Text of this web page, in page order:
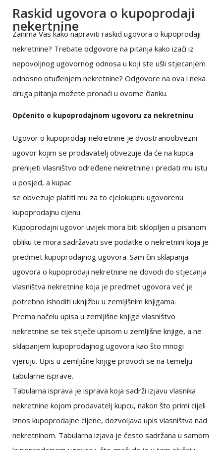
Raskid ugovora o kupoprodaji
nekertnine
Zanima Vas kako napraviti raskid ugovora o kupoprodaji
nekretnine? Trebate odgovore na pitanja kako izaći iz
nepovoljnog ugovornog odnosa u koji ste ušli stjecanjem
odnosno otuđenjem nekretnine? Odgovore na ova i neka
druga pitanja možete pronaći u ovome članku.
Općenito o kupoprodajnom ugovoru za nekretninu
Ugovor o kupoprodaji nekretnine je dvostranoobvezni
ugovor kojim se prodavatelj obvezuje da će na kupca
prenijeti vlasništvo određene nekretnine i predati mu istu
u posjed, a kupac
se obvezuje platiti mu za to cjelokupnu ugovorenu
kupoprodajnu cijenu.
Kupoprodajni ugovor uvijek mora biti sklopljen u pisanom
obliku te mora sadržavati sve podatke o nekretnini koja je
predmet kupoprodajnog ugovora. Sam čin sklapanja
ugovora o kupoprodaji nekretnine ne dovodi do stjecanja
vlasništva nekretnine koja je predmet ugovora već je
potrebno ishoditi uknjižbu u zemljišnim knjigama.
Prema načelu upisa u zemljišne knjige vlasništvo
nekretnine se tek stječe upisom u zemljišne knjige, a ne
sklapanjem kupoprodajnog ugovora kao što mnogi
vjeruju. Upis u zemljišne knjige provodi se na temelju
tabularne isprave.
Tabularna isprava je isprava koja sadrži izjavu vlasnika
nekretnine kojom prodavatelj kupcu, nakon što primi cijeli
iznos kupoprodajne cijene, dozvoljava upis vlasništva nad
nekretninom. Tabularna izjava je često sadržana u samom